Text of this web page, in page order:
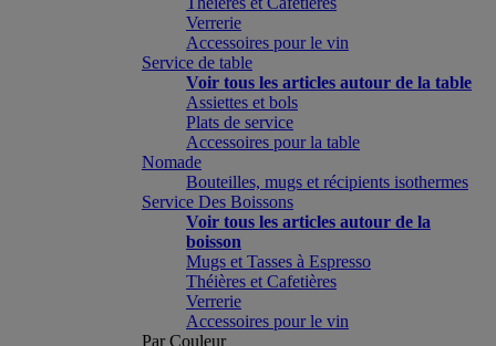
Verrerie
Accessoires pour le vin
Service de table
Voir tous les articles autour de la table
Assiettes et bols
Plats de service
Accessoires pour la table
Nomade
Bouteilles, mugs et récipients isothermes
Service Des Boissons
Voir tous les articles autour de la
boisson
Mugs et Tasses à Espresso
Théières et Cafetières
Verrerie
Accessoires pour le vin
Par Couleur